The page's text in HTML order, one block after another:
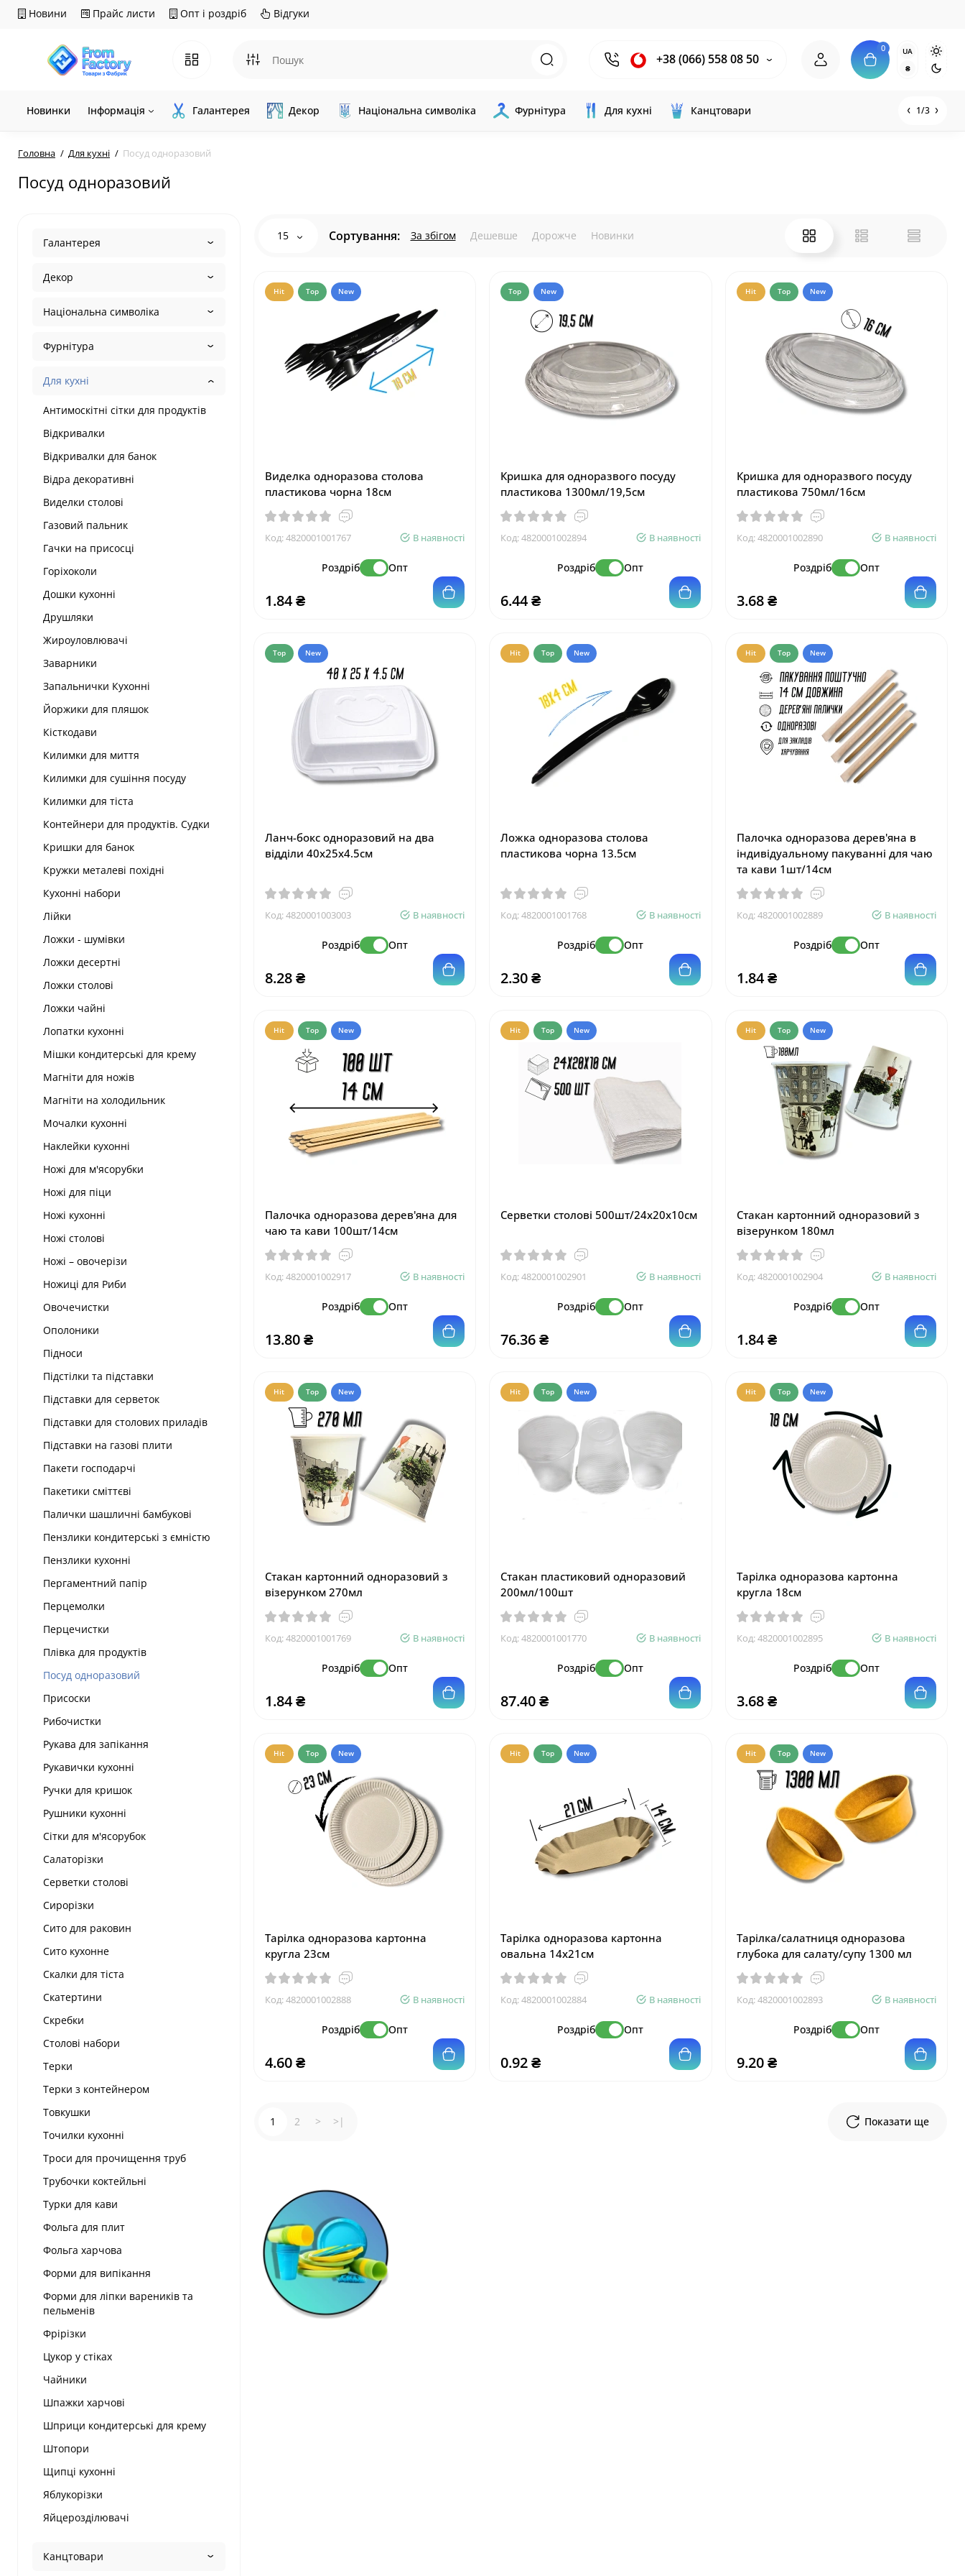
Новини Прайс листи Опт і роздріб Відгуки
+38 (066) 558 08 50
0
UA
₴
Новинки Інформація Галантерея Декор Національна символіка Фурнітура Для кухні Канцтовари 1/3
Головна Для кухні Посуд одноразовий
Посуд одноразовий
Галантерея
Декор
Національна символіка
Фурнітура
Для кухні
Антимоскітні сітки для продуктів
Відкривалки
Відкривалки для банок
Відра декоративні
Виделки столові
Газовий пальник
Гачки на присосці
Горіхоколи
Дошки кухонні
Друшляки
Жироуловлювачі
Заварники
Запальнички Кухонні
Йоржики для пляшок
Кісткодави
Килимки для миття
Килимки для сушіння посуду
Килимки для тіста
Контейнери для продуктів. Судки
Кришки для банок
Кружки металеві похідні
Кухонні набори
Лійки
Ложки - шумівки
Ложки десертні
Ложки столові
Ложки чайні
Лопатки кухонні
Мішки кондитерські для крему
Магніти для ножів
Магніти на холодильник
Мочалки кухонні
Наклейки кухонні
Ножі для м'ясорубки
Ножі для піци
Ножі кухонні
Ножі столові
Ножі – овочерізи
Ножиці для Риби
Овочечистки
Ополоники
Підноси
Підстілки та підставки
Підставки для серветок
Підставки для столових приладів
Підставки на газові плити
Пакети господарчі
Пакетики сміттєві
Палички шашличні бамбукові
Пензлики кондитерські з ємністю
Пензлики кухонні
Пергаментний папір
Перцемолки
Перцечистки
Плівка для продуктів
Посуд одноразовий
Присоски
Рибочистки
Рукава для запікання
Рукавички кухонні
Ручки для кришок
Рушники кухонні
Сітки для м'ясорубок
Салаторізки
Серветки столові
Сирорізки
Сито для раковин
Сито кухонне
Скалки для тіста
Скатертини
Скребки
Столові набори
Терки
Терки з контейнером
Товкушки
Точилки кухонні
Троси для прочищення труб
Трубочки коктейльні
Турки для кави
Фольга для плит
Фольга харчова
Форми для випікання
Форми для ліпки вареників та
пельменів
Фрірізки
Цукор у стіках
Чайники
Шпажки харчові
Шприци кондитерські для крему
Штопори
Щипці кухонні
Яблукорізки
Яйцерозділювачі
Канцтовари
15 Сортування: За збігом Дешевше Дорожче Новинки
Hit Top New
Виделка одноразова столова
пластикова чорна 18см
Код:4820001001767 В наявності
Роздріб Опт
1.84 ₴
Top New
Кришка для одноразвого посуду
пластикова 1300мл/19,5см
Код:4820001002894 В наявності
Роздріб Опт
6.44 ₴
Hit Top New
Кришка для одноразвого посуду
пластикова 750мл/16см
Код:4820001002890 В наявності
Роздріб Опт
3.68 ₴
Top New
Ланч-бокс одноразовий на два
відділи 40х25х4.5см
Код:4820001003003 В наявності
Роздріб Опт
8.28 ₴
Hit Top New
Ложка одноразова столова
пластикова чорна 13.5см
Код:4820001001768 В наявності
Роздріб Опт
2.30 ₴
Hit Top New
Палочка одноразова дерев'яна в
індивідуальному пакуванні для чаю
та кави 1шт/14см
Код:4820001002889 В наявності
Роздріб Опт
1.84 ₴
Hit Top New
Палочка одноразова дерев'яна для
чаю та кави 100шт/14см
Код:4820001002917 В наявності
Роздріб Опт
13.80 ₴
Hit Top New
Серветки столові 500шт/24х20х10см
Код:4820001002901 В наявності
Роздріб Опт
76.36 ₴
Hit Top New
Стакан картонний одноразовий з
візерунком 180мл
Код:4820001002904 В наявності
Роздріб Опт
1.84 ₴
Hit Top New
Стакан картонний одноразовий з
візерунком 270мл
Код:4820001001769 В наявності
Роздріб Опт
1.84 ₴
Hit Top New
Стакан пластиковий одноразовий
200мл/100шт
Код:4820001001770 В наявності
Роздріб Опт
87.40 ₴
Hit Top New
Тарілка одноразова картонна
кругла 18см
Код:4820001002895 В наявності
Роздріб Опт
3.68 ₴
Hit Top New
Тарілка одноразова картонна
кругла 23см
Код:4820001002888 В наявності
Роздріб Опт
4.60 ₴
Hit Top New
Тарілка одноразова картонна
овальна 14х21см
Код:4820001002884 В наявності
Роздріб Опт
0.92 ₴
Hit Top New
Тарілка/салатниця одноразова
глубока для салату/супу 1300 мл
Код:4820001002893 В наявності
Роздріб Опт
9.20 ₴
Показати ще
1 2 > >|